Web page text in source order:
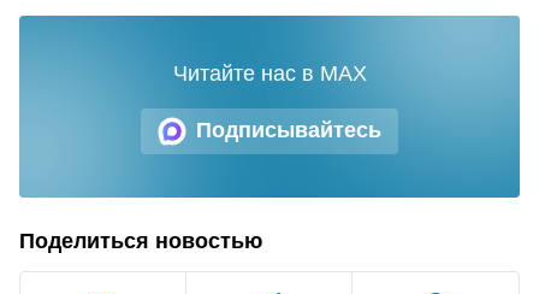
Подписывайтесь
Читайте нас в MAX
Поделиться новостью